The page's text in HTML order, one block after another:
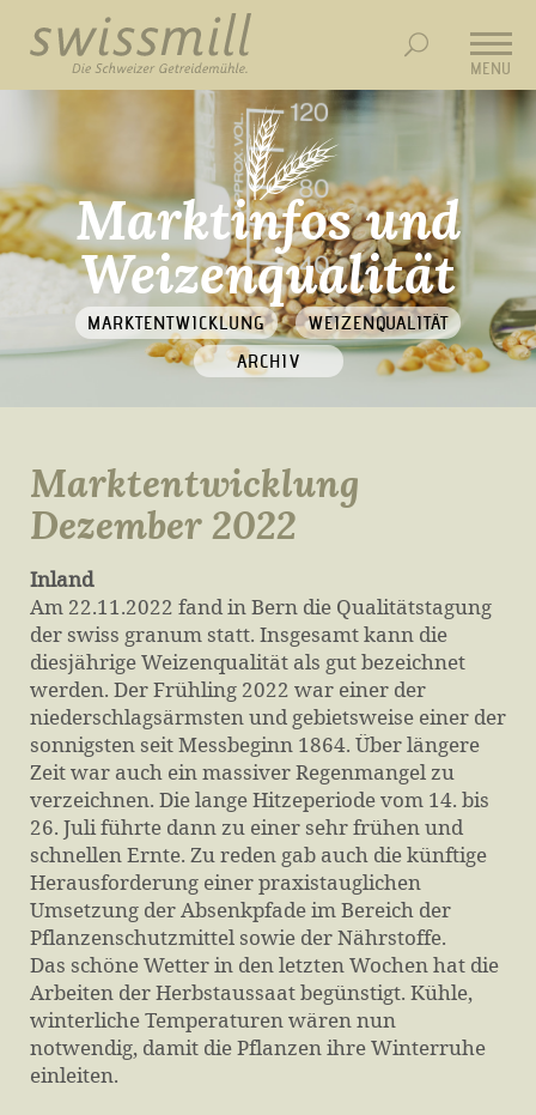
MENU
Marktinfos und
Weizenqualität
MARKTENTWICKLUNG
WEIZENQUALITÄT
ARCHIV
Marktentwicklung
Dezember 2022
Inland
Am 22.11.2022 fand in Bern die Qualitätstagung
der swiss granum statt. Insgesamt kann die
diesjährige Weizenqualität als gut bezeichnet
werden. Der Frühling 2022 war einer der
niederschlagsärmsten und gebietsweise einer der
sonnigsten seit Messbeginn 1864. Über längere
Zeit war auch ein massiver Regenmangel zu
verzeichnen. Die lange Hitzeperiode vom 14. bis
26. Juli führte dann zu einer sehr frühen und
schnellen Ernte. Zu reden gab auch die künftige
Herausforderung einer praxistauglichen
Umsetzung der Absenkpfade im Bereich der
Pflanzenschutzmittel sowie der Nährstoffe.
Das schöne Wetter in den letzten Wochen hat die
Arbeiten der Herbstaussaat begünstigt. Kühle,
winterliche Temperaturen wären nun
notwendig, damit die Pflanzen ihre Winterruhe
einleiten.